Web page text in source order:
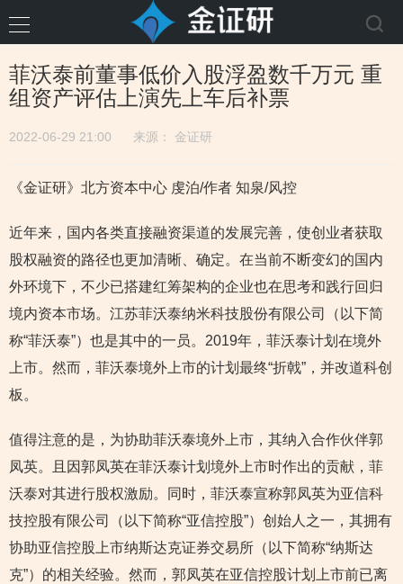
菲沃泰前董事低价入股浮盈数千万元 重
组资产评估上演先上车后补票
2022-06-29 21:00 来源： 金证研
《金证研》北方资本中心 虔泊/作者 知泉/风控
近年来，国内各类直接融资渠道的发展完善，使创业者获取
股权融资的路径也更加清晰、确定。在当前不断变幻的国内
外环境下，不少已搭建红筹架构的企业也在思考和践行回归
境内资本市场。江苏菲沃泰纳米科技股份有限公司（以下简
称“菲沃泰”）也是其中的一员。2019年，菲沃泰计划在境外
上市。然而，菲沃泰境外上市的计划最终“折戟”，并改道科创
板。
值得注意的是，为协助菲沃泰境外上市，其纳入合作伙伴郭
凤英。且因郭凤英在菲沃泰计划境外上市时作出的贡献，菲
沃泰对其进行股权激励。同时，菲沃泰宣称郭凤英为亚信科
技控股有限公司（以下简称“亚信控股”）创始人之一，其拥有
协助亚信控股上市纳斯达克证券交易所（以下简称“纳斯达
克”）的相关经验。然而，郭凤英在亚信控股计划上市前已离